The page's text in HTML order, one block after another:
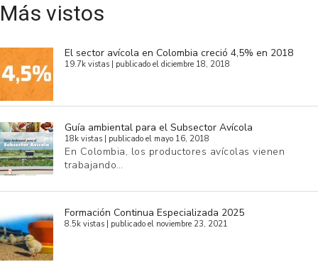
Más vistos
El sector avícola en Colombia creció 4,5% en 2018
19.7k vistas publicado el diciembre 18, 2018
Guía ambiental para el Subsector Avícola
18k vistas publicado el mayo 16, 2018
En Colombia, los productores avícolas vienen
trabajando…
Formación Continua Especializada 2025
8.5k vistas publicado el noviembre 23, 2021